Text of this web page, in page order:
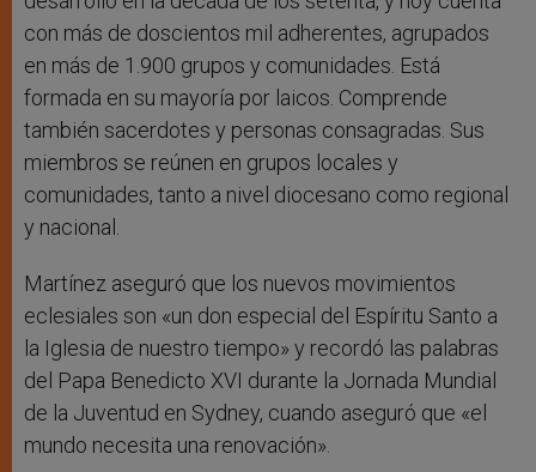
con más de doscientos mil adherentes, agrupados
en más de 1.900 grupos y comunidades. Está
formada en su mayoría por laicos. Comprende
también sacerdotes y personas consagradas. Sus
miembros se reúnen en grupos locales y
comunidades, tanto a nivel diocesano como regional
y nacional.
Martínez aseguró que los nuevos movimientos
eclesiales son «un don especial del Espíritu Santo a
la Iglesia de nuestro tiempo» y recordó las palabras
del Papa Benedicto XVI durante la Jornada Mundial
de la Juventud en Sydney, cuando aseguró que «el
mundo necesita una renovación».